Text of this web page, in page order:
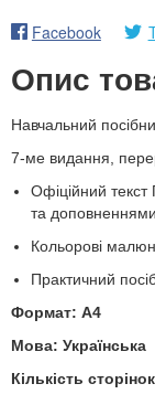
Facebook
Опис
Навчальний
7-ме видання,
Офіційний текст
та доповненнями
Кольорові
Практичний
Формат: А4
Мова: Українська
Кількість